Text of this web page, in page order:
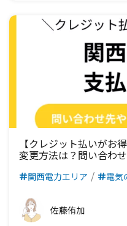
【クレジット払いがお
変更方法は？問い合わ
関西電力エリア 電気
佐藤侑加